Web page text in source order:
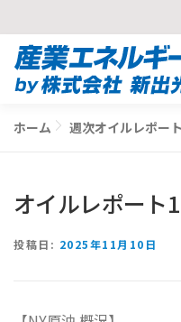
CO2削減
ホーム 週次オイルレポート
オイルレポート
投稿日: 2025年11月10日